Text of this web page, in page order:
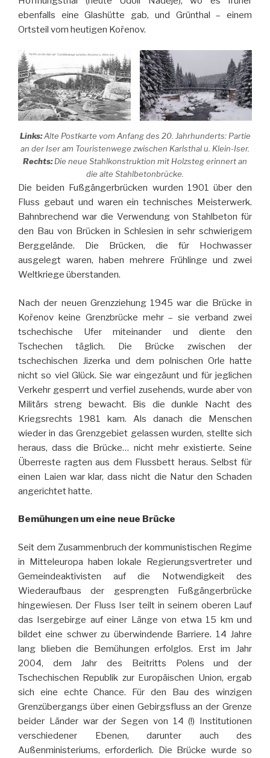
ebenfalls eine Glashütte gab, und Grünthal – einem
Ortsteil vom heutigen Kořenov.
Links:Alte Postkarte vom Anfang des 20. Jahrhunderts: Partie
an der Iser am Touristenwege zwischen Karlsthal u. Klein-Iser.
Rechts:Die neue Stahlkonstruktion mit Holzsteg erinnert an
die alte Stahlbetonbrücke.
Die beiden Fußgängerbrücken wurden 1901 über den
Fluss gebaut und waren ein technisches Meisterwerk.
Bahnbrechend war die Verwendung von Stahlbeton für
den Bau von Brücken in Schlesien in sehr schwierigem
Berggelände. Die Brücken, die für Hochwasser
ausgelegt waren, haben mehrere Frühlinge und zwei
Weltkriege überstanden.
Nach der neuen Grenzziehung 1945 war die Brücke in
Kořenov keine Grenzbrücke mehr – sie verband zwei
tschechische Ufer miteinander und diente den
Tschechen täglich. Die Brücke zwischen der
tschechischen Jizerka und dem polnischen Orle hatte
nicht so viel Glück. Sie war eingezäunt und für jeglichen
Verkehr gesperrt und verfiel zusehends, wurde aber von
Militärs streng bewacht. Bis die dunkle Nacht des
Kriegsrechts 1981 kam. Als danach die Menschen
wieder in das Grenzgebiet gelassen wurden, stellte sich
heraus, dass die Brücke… nicht mehr existierte. Seine
Überreste ragten aus dem Flussbett heraus. Selbst für
einen Laien war klar, dass nicht die Natur den Schaden
angerichtet hatte.
Bemühungen um eine neue Brücke
Seit dem Zusammenbruch der kommunistischen Regime
in Mitteleuropa haben lokale Regierungsvertreter und
Gemeindeaktivisten auf die Notwendigkeit des
Wiederaufbaus der gesprengten Fußgängerbrücke
hingewiesen. Der Fluss Iser teilt in seinem oberen Lauf
das Isergebirge auf einer Länge von etwa 15 km und
bildet eine schwer zu überwindende Barriere. 14 Jahre
lang blieben die Bemühungen erfolglos. Erst im Jahr
2004, dem Jahr des Beitritts Polens und der
Tschechischen Republik zur Europäischen Union, ergab
sich eine echte Chance. Für den Bau des winzigen
Grenzübergangs über einen Gebirgsfluss an der Grenze
beider Länder war der Segen von 14 (!) Institutionen
verschiedener Ebenen, darunter auch des
Außenministeriums, erforderlich. Die Brücke wurde so